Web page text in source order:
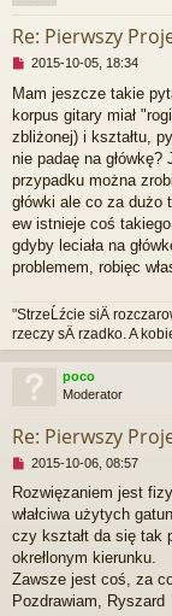
n
p
o
t
Re: Pierwszy
N
e
p
r
c
z
y
t
p
o
s
2015-10-05, 18:34
Mam jeszcze takie
korpus gitary miał
zbliżonej) i kształtu,
nie padaę na
przypadku można
główki ale co za
ew istnieje coś
gdyby leciała na
problemem, robięc
"StrzeĹźcie siÄ
rzeczy sÄ rzadko. A
poco
Moderator
Re: Pierwszy
N
e
p
r
z
c
z
2015-10-06, 08:57
Rozwięzaniem jest
włałciwa użytych
czy kształt da się tak
okrełlonym kierunku.
Zawsze jest coś, za
Pozdrawiam, Ryszard